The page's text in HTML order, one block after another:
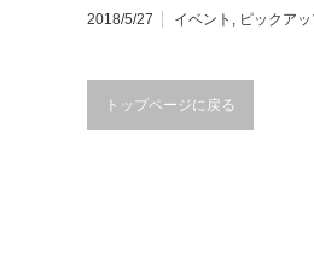
2018/5/27 イベント , ピックア
トップページに戻る